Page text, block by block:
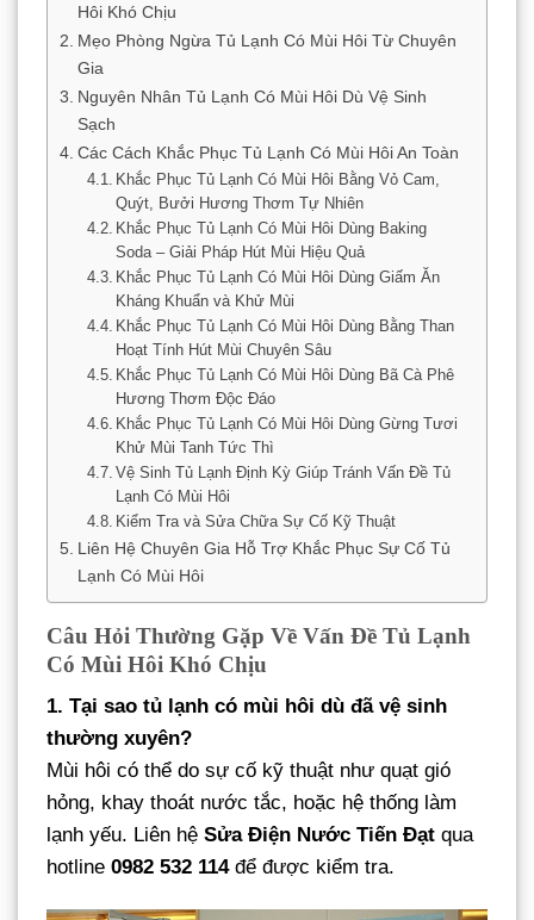
Hôi Khó Chịu
Mẹo Phòng Ngừa Tủ Lạnh Có Mùi Hôi Từ Chuyên
Gia
Nguyên Nhân Tủ Lạnh Có Mùi Hôi Dù Vệ Sinh
Sạch
Các Cách Khắc Phục Tủ Lạnh Có Mùi Hôi An Toàn
Khắc Phục Tủ Lạnh Có Mùi Hôi Bằng Vỏ Cam,
Quýt, Bưởi Hương Thơm Tự Nhiên
Khắc Phục Tủ Lạnh Có Mùi Hôi Dùng Baking
Soda – Giải Pháp Hút Mùi Hiệu Quả
Khắc Phục Tủ Lạnh Có Mùi Hôi Dùng Giấm Ăn
Kháng Khuẩn và Khử Mùi
Khắc Phục Tủ Lạnh Có Mùi Hôi Dùng Bằng Than
Hoạt Tính Hút Mùi Chuyên Sâu
Khắc Phục Tủ Lạnh Có Mùi Hôi Dùng Bã Cà Phê
Hương Thơm Độc Đáo
Khắc Phục Tủ Lạnh Có Mùi Hôi Dùng Gừng Tươi
Khử Mùi Tanh Tức Thì
Vệ Sinh Tủ Lạnh Định Kỳ Giúp Tránh Vấn Đề Tủ
Lạnh Có Mùi Hôi
Kiểm Tra và Sửa Chữa Sự Cố Kỹ Thuật
Liên Hệ Chuyên Gia Hỗ Trợ Khắc Phục Sự Cố Tủ
Lạnh Có Mùi Hôi
Câu Hỏi Thường Gặp Về Vấn Đề Tủ Lạnh
Có Mùi Hôi Khó Chịu
1. Tại sao tủ lạnh có mùi hôi dù đã vệ sinh
thường xuyên?
Mùi hôi có thể do sự cố kỹ thuật như quạt gió
hỏng, khay thoát nước tắc, hoặc hệ thống làm
lạnh yếu. Liên hệ Sửa Điện Nước Tiến Đạt qua
hotline 0982 532 114để được kiểm tra.